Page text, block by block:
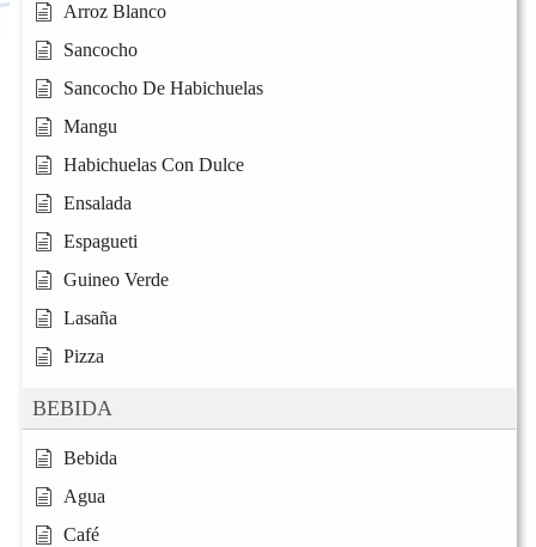
Arroz Blanco
Sancocho
Sancocho De Habichuelas
Mangu
Habichuelas Con Dulce
Ensalada
Espagueti
Guineo Verde
Lasaña
Pizza
BEBIDA
Bebida
Agua
Café